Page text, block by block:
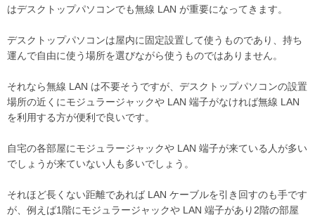
はデスクトップパソコンでも無線 LAN が重要になってきます。
デスクトップパソコンは屋内に固定設置して使うものであり、持ち
運んで自由に使う場所を選びながら使うものではありません。
それなら無線 LAN は不要そうですが、デスクトップパソコンの設置
場所の近くにモジュラージャックや LAN 端子がなければ無線 LAN
を利用する方が便利で良いです。
自宅の各部屋にモジュラージャックや LAN 端子が来ている人が多い
でしょうが来ていない人も多いでしょう。
それほど長くない距離であれば LAN ケーブルを引き回すのも手です
が、例えば1階にモジュラージャックや LAN 端子があり2階の部屋